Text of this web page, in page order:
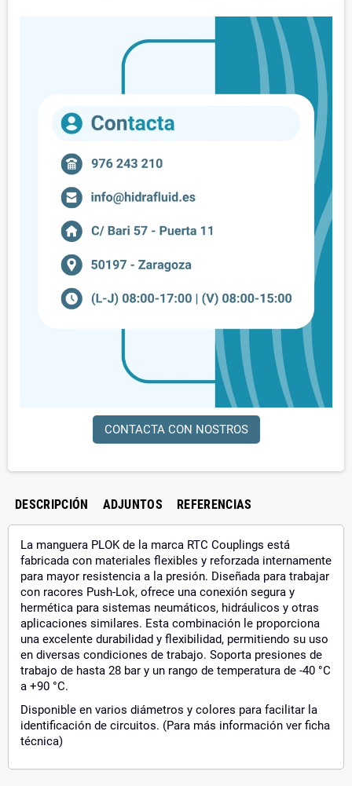
CONTACTA CON NOSTROS
DESCRIPCIÓN ADJUNTOS REFERENCIAS
La manguera PLOK de la marca RTC Couplings está
fabricada con materiales flexibles y reforzada internamente
para mayor resistencia a la presión. Diseñada para trabajar
con racores Push-Lok, ofrece una conexión segura y
hermética para sistemas neumáticos, hidráulicos y otras
aplicaciones similares. Esta combinación le proporciona
una excelente durabilidad y flexibilidad, permitiendo su uso
en diversas condiciones de trabajo. Soporta presiones de
trabajo de hasta 28 bar y un rango de temperatura de -40 °C
a +90 °C.
Disponible en varios diámetros y colores para facilitar la
identificación de circuitos. (Para más información ver ficha
técnica)